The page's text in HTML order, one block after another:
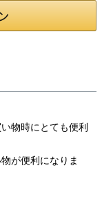
物時にとても便利
が便利になりま